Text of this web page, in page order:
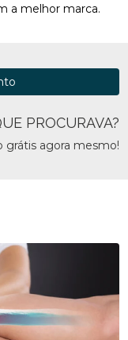
a melhor marca.
PROCURAVA?
grátis agora mesmo!